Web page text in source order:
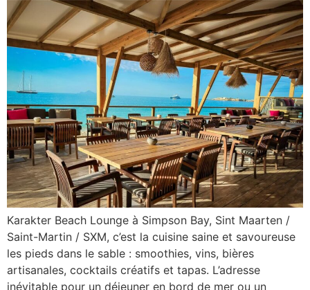
Karakter Beach Lounge à Simpson Bay, Sint Maarten /
Saint-Martin / SXM, c’est la cuisine saine et savoureuse
les pieds dans le sable : smoothies, vins, bières
artisanales, cocktails créatifs et tapas. L’adresse
inévitable pour un déjeuner en bord de mer ou un